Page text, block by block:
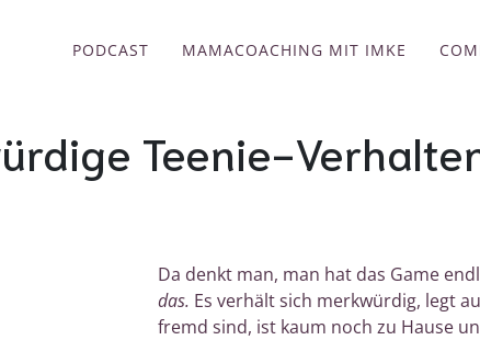
PODCAST MAMACOACHING MIT IMKE
Teenie-
Da denkt man, man hat das Game
das. Es verhält sich merkwürdig, legt
fremd sind, ist kaum noch zu Hause